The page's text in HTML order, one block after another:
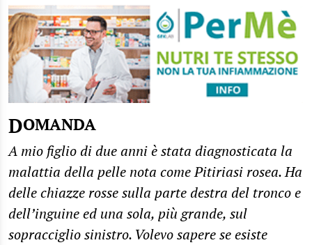
DOMANDA
A mio figlio di due anni è stata diagnosticata la
malattia della pelle nota come Pitiriasi rosea. Ha
delle chiazze rosse sulla parte destra del tronco e
dell’inguine ed una sola, più grande, sul
sopracciglio sinistro. Volevo sapere se esiste